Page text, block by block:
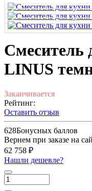
Смеситель
LINUS
Заканчивается
Рейтинг:
Оставить отзыв
628Бонусных баллов
Вернем при заказе на
62 758 ₽
Нашли дешевле?